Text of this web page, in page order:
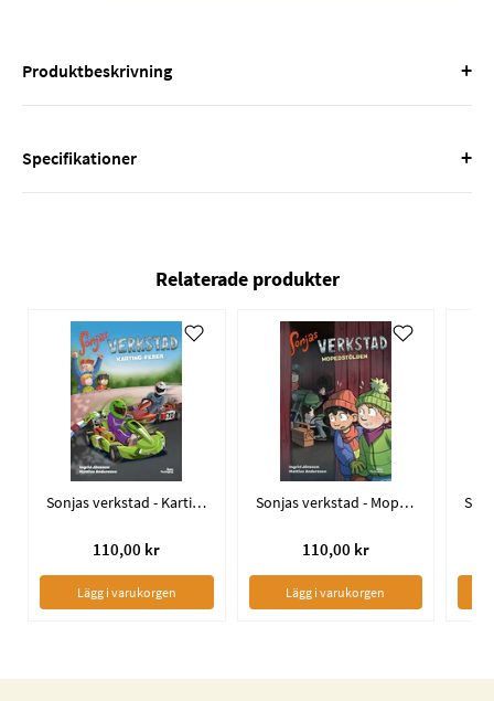
Produktbeskrivning +
Specifikationer +
Relaterade produkter
Sonjas verkstad - Kartingfeber
110,00 kr
Lägg i varukorgen
Sonjas verkstad - Mopedstölden
110,00 kr
Lägg i varukorgen